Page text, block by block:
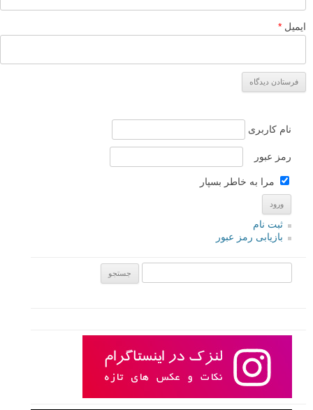
ایمیل *
نام کاربری
رمز عبور
مرا به خاطر بسپار
ثبت نام
بازیابی رمز عبور